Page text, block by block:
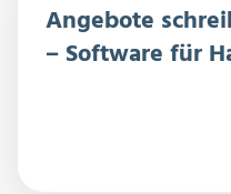
Angebote
– Software für